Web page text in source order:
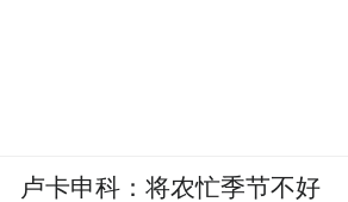
卢卡申科：将农忙季节不好